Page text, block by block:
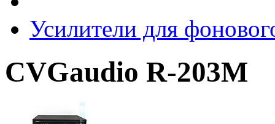
Усилители для
CVGaudio R-203M